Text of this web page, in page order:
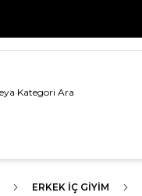
ERKEK İÇ GIYIM